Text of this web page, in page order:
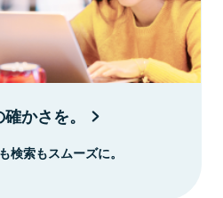
かさを。
検索もスムーズに。